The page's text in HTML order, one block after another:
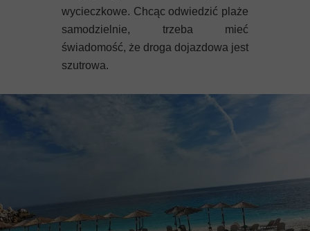
wycieczkowe. Chcąc odwiedzić plaże
samodzielnie, trzeba mieć
świadomość, że droga dojazdowa jest
szutrowa.